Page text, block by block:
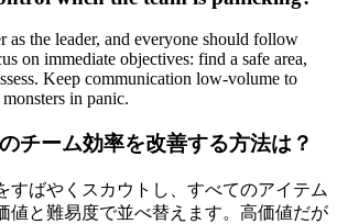
as the leader, and everyone should follow
on immediate objectives: find a safe area,
Keep communication low-volume to
in panic.
チーム効率を改善する方法は？
すばやくスカウトし、すべてのアイテム
値と難易度で並べ替えます。高価値だが